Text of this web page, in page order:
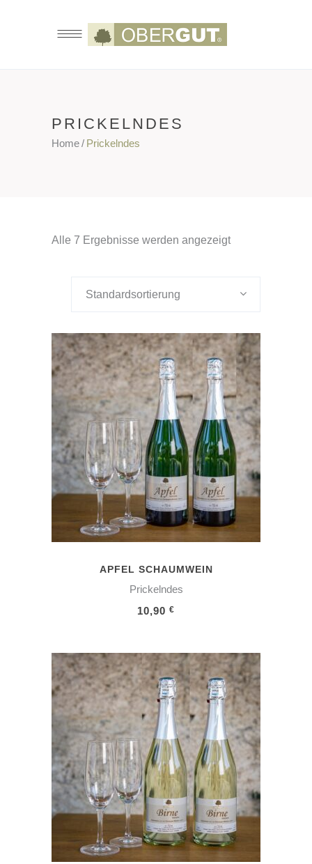
PRICKELNDES
Home/ Prickelndes
Alle 7 Ergebnisse werden angezeigt
Standardsortierung
IN DEN WARENKORB
APFEL SCHAUMWEIN
Prickelndes
10,90€
IN DEN WARENKORB